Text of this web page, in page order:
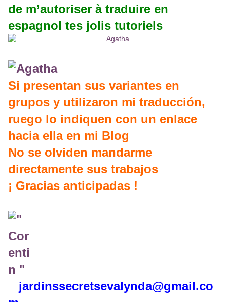
de m’autoriser à traduire en
espagnol tes jolis tutoriels
Si presentan sus variantes en
grupos y utilizaron mi traducción,
ruego lo indiquen con un enlace
hacia ella en mi Blog
No se olviden mandarme
directamente sus trabajos
¡ Gracias anticipadas !
jardinssecretsevalynda@gmail.co